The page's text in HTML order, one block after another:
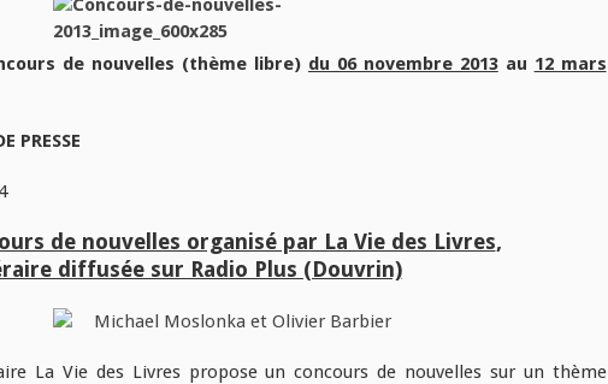
de nouvelles (thème libre) du 06 novembre 2013au 12 mars
PRESSE
de nouvelles organisé par La Vie des Livres,
diffusée sur Radio Plus (Douvrin)
La Vie des Livres propose un concours de nouvelles sur un thème